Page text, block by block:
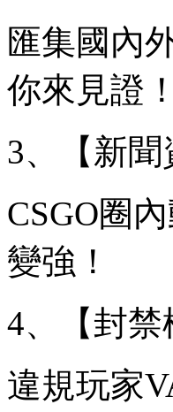
匯集國內
你來見證！
3、【新聞
CSGO圈
變強！
4、【封禁
違規玩家